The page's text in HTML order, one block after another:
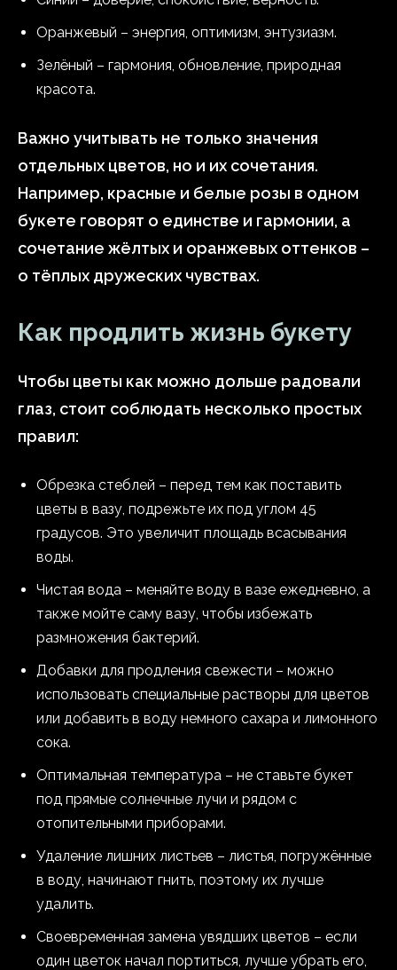
Оранжевый – энергия, оптимизм, энтузиазм.
Зелёный – гармония, обновление, природная
красота.
Важно учитывать не только значения
отдельных цветов, но и их сочетания.
Например, красные и белые розы в одном
букете говорят о единстве и гармонии, а
сочетание жёлтых и оранжевых оттенков –
о тёплых дружеских чувствах.
Как продлить жизнь букету
Чтобы цветы как можно дольше радовали
глаз, стоит соблюдать несколько простых
правил:
Обрезка стеблей – перед тем как поставить
цветы в вазу, подрежьте их под углом 45
градусов. Это увеличит площадь всасывания
воды.
Чистая вода – меняйте воду в вазе ежедневно, а
также мойте саму вазу, чтобы избежать
размножения бактерий.
Добавки для продления свежести – можно
использовать специальные растворы для цветов
или добавить в воду немного сахара и лимонного
сока.
Оптимальная температура – не ставьте букет
под прямые солнечные лучи и рядом с
отопительными приборами.
Удаление лишних листьев – листья, погружённые
в воду, начинают гнить, поэтому их лучше
удалить.
Своевременная замена увядших цветов – если
один цветок начал портиться, лучше убрать его,